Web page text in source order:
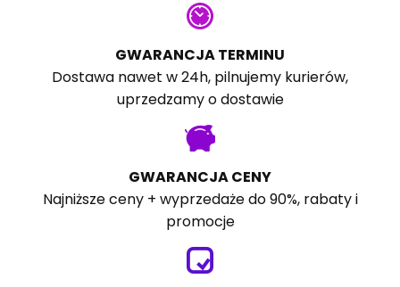
GWARANCJA TERMINU
Dostawa nawet w 24h, pilnujemy kurierów,
uprzedzamy o dostawie
GWARANCJA CENY
Najniższe ceny + wyprzedaże do 90%, rabaty i
promocje